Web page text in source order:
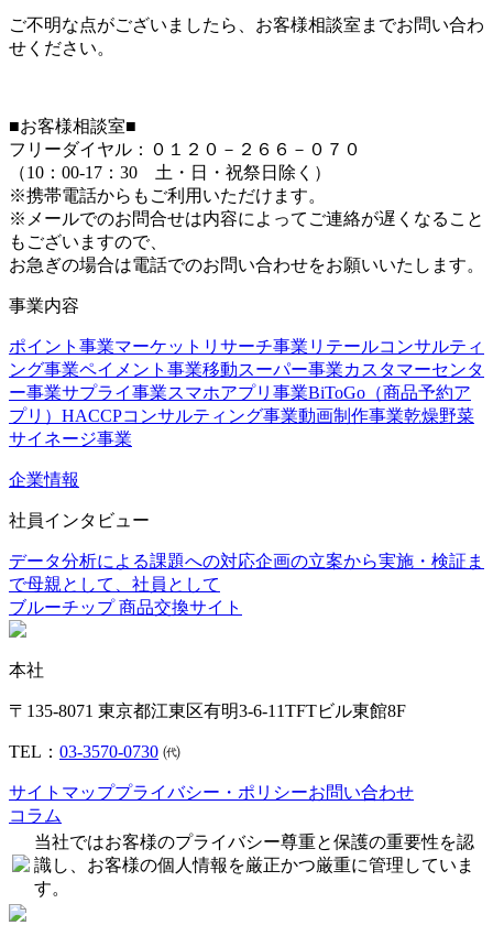
ご不明な点がございましたら、お客様相談室までお問い合わ
せください。
■お客様相談室■
フリーダイヤル：０１２０－２６６－０７０
（10：00-17：30 土・日・祝祭日除く）
※携帯電話からもご利用いただけます。
※メールでのお問合せは内容によってご連絡が遅くなること
もございますので、
お急ぎの場合は電話でのお問い合わせをお願いいたします。
事業内容
ポイント事業マーケットリサーチ事業 リテールコンサルティ
ング事業ペイメント事業移動スーパー事業カスタマーセンタ
ー事業サプライ事業スマホアプリ事業BiToGo（商品予約ア
プリ） HACCPコンサルティング事業動画制作事業乾燥野菜
サイネージ事業
企業情報
社員インタビュー
データ分析による課題への対応企画の立案から実施・検証ま
で母親として、社員として
ブルーチップ 商品交換サイト
本社
〒135-8071 東京都江東区有明3-6-11TFTビル東館8F
TEL： 03-3570-0730 ㈹
サイトマッププライバシー・ポリシーお問い合わせ
コラム
当社ではお客様のプライバシー尊重と保護の重要性を認
識し、お客様の個人情報を厳正かつ厳重に管理していま
す。